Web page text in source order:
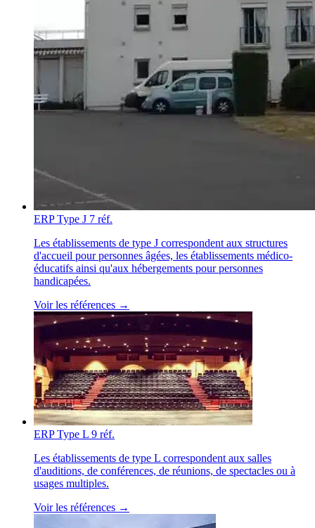
ERP Type J 7 réf.
Les établissements de type J correspondent aux structures
d'accueil pour personnes âgées, les établissements médico-
éducatifs ainsi qu'aux hébergements pour personnes
handicapées.
Voir les références →
ERP Type L 9 réf.
Les établissements de type L correspondent aux salles
d'auditions, de conférences, de réunions, de spectacles ou à
usages multiples.
Voir les références →